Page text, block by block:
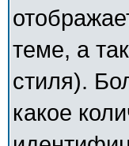
теме, а
стиля).
какое